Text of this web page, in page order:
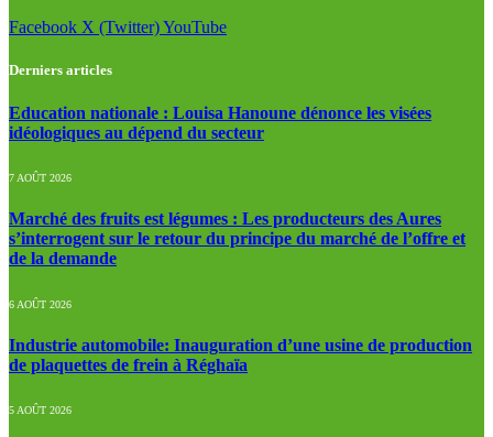
Facebook X (Twitter)YouTube
Derniers articles
Education nationale : Louisa Hanoune dénonce les visées
idéologiques au dépend du secteur
7 AOÛT 2026
Marché des fruits est légumes : Les producteurs des Aures
s’interrogent sur le retour du principe du marché de l’offre et
de la demande
6 AOÛT 2026
Industrie automobile: Inauguration d’une usine de production
de plaquettes de frein à Réghaïa
5 AOÛT 2026